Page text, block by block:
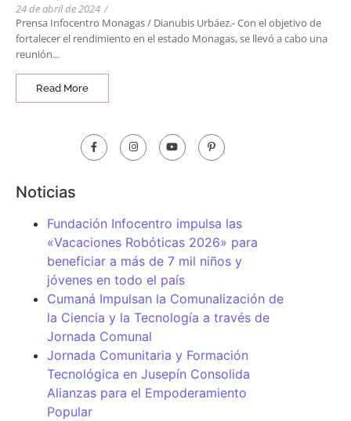
24 de abril de 2024 /
Prensa Infocentro Monagas / Dianubis Urbáez.- Con el objetivo de
fortalecer el rendimiento en el estado Monagas, se llevó a cabo una
reunión...
Read More
Noticias
Fundación Infocentro impulsa las
«Vacaciones Robóticas 2026» para
beneficiar a más de 7 mil niños y
jóvenes en todo el país
Cumaná Impulsan la Comunalización de
la Ciencia y la Tecnología a través de
Jornada Comunal
Jornada Comunitaria y Formación
Tecnológica en Jusepín Consolida
Alianzas para el Empoderamiento
Popular